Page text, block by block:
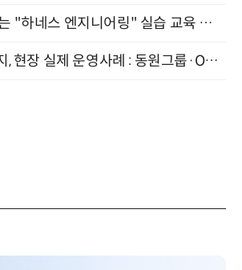
현업에서 바로 쓰는 "하네스 엔지니어링" 실습 교육 워크숍 8월 20일 개최
B2B에서 B2C까지, 현장 실제 운영사례 : 동원그룹·OCI·다이닝브랜즈그룹·당근 (8/27)